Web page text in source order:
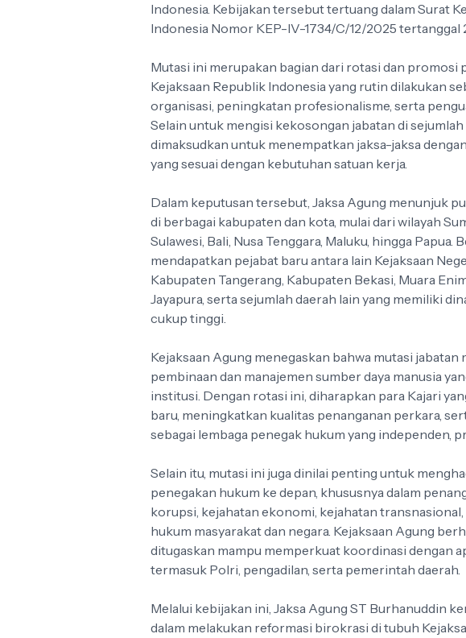
Indonesia. Kebijakan tersebut tertuang dalam Surat
Indonesia Nomor KEP-IV-1734/C/12/2025 tertanggal
Mutasi ini merupakan bagian dari rotasi dan
Kejaksaan Republik Indonesia yang rutin dilakukan
organisasi, peningkatan profesionalisme, serta
Selain untuk mengisi kekosongan jabatan di
dimaksudkan untuk menempatkan jaksa-jaksa
yang sesuai dengan kebutuhan satuan kerja.
Dalam keputusan tersebut, Jaksa Agung menunjuk
di berbagai kabupaten dan kota, mulai dari wilayah
Sulawesi, Bali, Nusa Tenggara, Maluku, hingga Papua.
mendapatkan pejabat baru antara lain Kejaksaan
Kabupaten Tangerang, Kabupaten Bekasi, Muara
Jayapura, serta sejumlah daerah lain yang memiliki
cukup tinggi.
Kejaksaan Agung menegaskan bahwa mutasi
pembinaan dan manajemen sumber daya manusia
institusi. Dengan rotasi ini, diharapkan para Kajari
baru, meningkatkan kualitas penanganan perkara,
sebagai lembaga penegak hukum yang independen,
Selain itu, mutasi ini juga dinilai penting untuk
penegakan hukum ke depan, khususnya dalam
korupsi, kejahatan ekonomi, kejahatan
hukum masyarakat dan negara. Kejaksaan Agung
ditugaskan mampu memperkuat koordinasi dengan
termasuk Polri, pengadilan, serta pemerintah daerah.
Melalui kebijakan ini, Jaksa Agung ST Burhanuddin
dalam melakukan reformasi birokrasi di tubuh